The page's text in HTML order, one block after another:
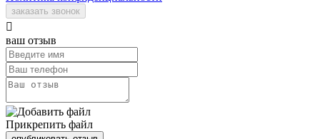
заказать звонок

ваш отзыв
Прикрепить файл